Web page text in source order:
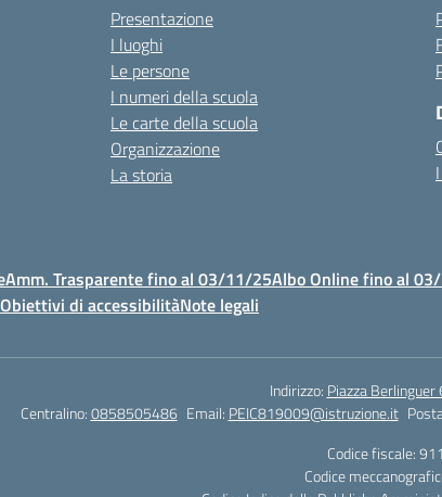
Presentazione
I luoghi
Le persone
I numeri della scuola
Le carte della scuola
Organizzazione
La storia
Amm. Trasparente fino al 03/11/25Albo Online fino al
Obiettivi di accessibilitàNote legali
Indirizzo: Piazza
Centralino:0858505486 Email: PEIC819009@istruzione.it
Codice fiscale:
Codice